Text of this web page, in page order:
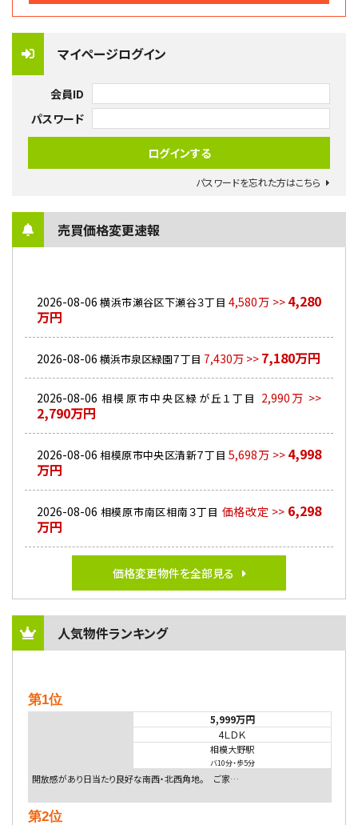
マイページログイン
会員ID
パスワード
パスワードを忘れた方はこちら
売買価格変更速報
2026-08-06 横浜市瀬谷区下瀬谷３丁目 4,580万 >> 4,280
万円
2026-08-06 横浜市泉区緑園７丁目 7,430万 >> 7,180万円
2026-08-06 相模原市中央区緑が丘１丁目 2,990万 >>
2,790万円
2026-08-06 相模原市中央区清新７丁目 5,698万 >> 4,998
万円
2026-08-06 相模原市南区相南３丁目 価格改定 >> 6,298
万円
価格変更物件を全部見る
人気物件ランキング
第1位
5,999万円
4ＬＤＫ
相模大野駅
バ10分・歩5分
開放感があり日当たり良好な南西・北西角地。 ご家…
第2位